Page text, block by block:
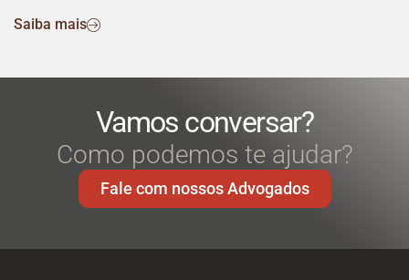
Saiba mais
Vamos conversar?
Como podemos te ajudar?
Fale com nossos Advogados